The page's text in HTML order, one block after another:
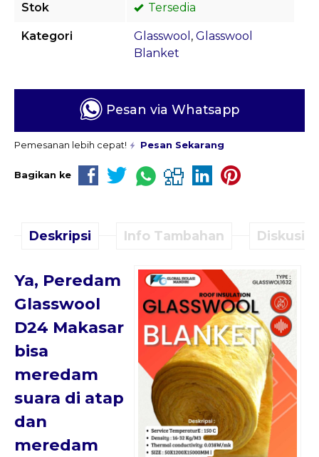
Stok Tersedia
Kategori Glasswool , Glasswool
Blanket
Pesan via Whatsapp
Pemesanan lebih cepat! Pesan Sekarang
Bagikan ke
Deskripsi Info Tambahan Diskusi
Ya, Peredam
Glasswool
D24 Makasar
bisa
meredam
suara di atap
dan
meredam